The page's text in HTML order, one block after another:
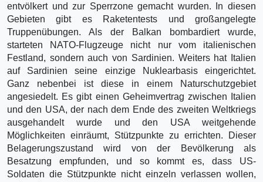
entvölkert und zur Sperrzone gemacht wurden. In diesen
Gebieten gibt es Raketentests und großangelegte
Truppenübungen. Als der Balkan bombardiert wurde,
starteten NATO-Flugzeuge nicht nur vom italienischen
Festland, sondern auch von Sardinien. Weiters hat Italien
auf Sardinien seine einzige Nuklearbasis eingerichtet.
Ganz nebenbei ist diese in einem Naturschutzgebiet
angesiedelt. Es gibt einen Geheimvertrag zwischen Italien
und den USA, der nach dem Ende des zweiten Weltkriegs
ausgehandelt wurde und den USA weitgehende
Möglichkeiten einräumt, Stützpunkte zu errichten. Dieser
Belagerungszustand wird von der Bevölkerung als
Besatzung empfunden, und so kommt es, dass US-
Soldaten die Stützpunkte nicht einzeln verlassen wollen,